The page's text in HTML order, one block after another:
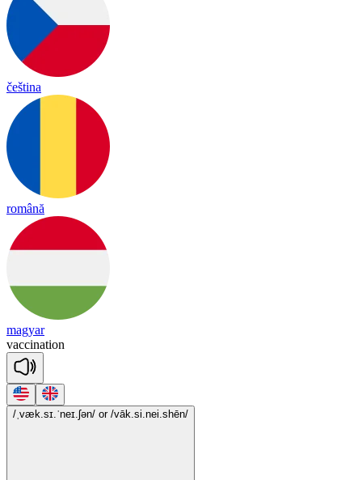
čeština
română
magyar
vaccination
/ˌvæk.sɪ.ˈneɪ.ʃən/ or /vāk.si.nei.shēn/